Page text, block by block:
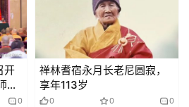
开
当
0
禅林耆宿永月长老尼圆寂，
享年113岁
0 0 0